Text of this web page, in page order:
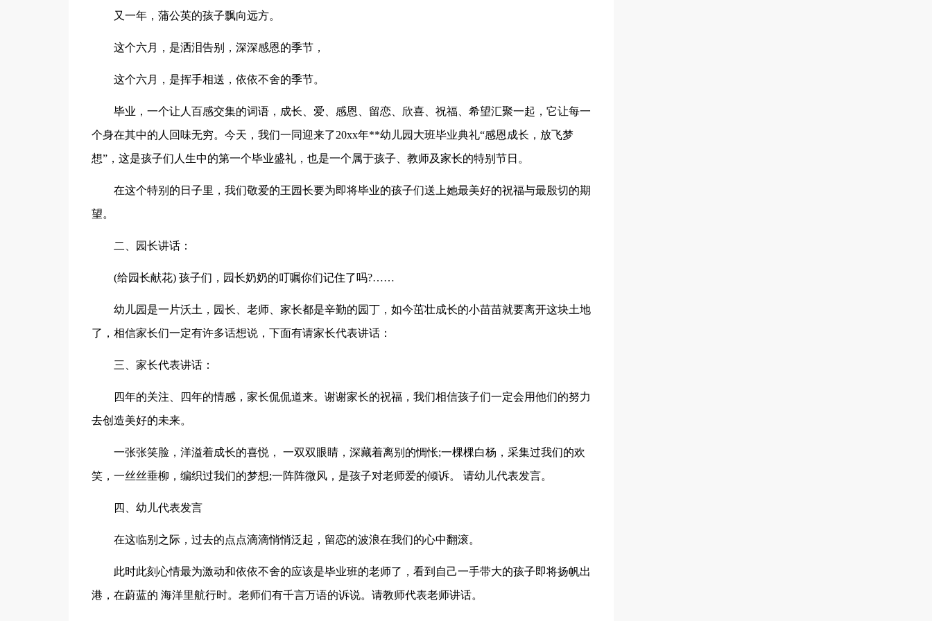
又一年，蒲公英的孩子飘向远方。
这个六月，是洒泪告别，深深感恩的季节，
这个六月，是挥手相送，依依不舍的季节。
毕业，一个让人百感交集的词语，成长、爱、感恩、留恋、欣喜、祝福、希望汇聚一起，它让每一
个身在其中的人回味无穷。今天，我们一同迎来了20xx年**幼儿园大班毕业典礼“感恩成长，放飞梦
想”，这是孩子们人生中的第一个毕业盛礼，也是一个属于孩子、教师及家长的特别节日。
在这个特别的日子里，我们敬爱的王园长要为即将毕业的孩子们送上她最美好的祝福与最殷切的期
望。
二、园长讲话：
(给园长献花) 孩子们，园长奶奶的叮嘱你们记住了吗?……
幼儿园是一片沃土，园长、老师、家长都是辛勤的园丁，如今茁壮成长的小苗苗就要离开这块土地
了，相信家长们一定有许多话想说，下面有请家长代表讲话：
三、家长代表讲话：
四年的关注、四年的情感，家长侃侃道来。谢谢家长的祝福，我们相信孩子们一定会用他们的努力
去创造美好的未来。
一张张笑脸，洋溢着成长的喜悦， 一双双眼睛，深藏着离别的惆怅;一棵棵白杨，采集过我们的欢
笑，一丝丝垂柳，编织过我们的梦想;一阵阵微风，是孩子对老师爱的倾诉。 请幼儿代表发言。
四、幼儿代表发言
在这临别之际，过去的点点滴滴悄悄泛起，留恋的波浪在我们的心中翻滚。
此时此刻心情最为激动和依依不舍的应该是毕业班的老师了，看到自己一手带大的孩子即将扬帆出
港，在蔚蓝的 海洋里航行时。老师们有千言万语的诉说。请教师代表老师讲话。